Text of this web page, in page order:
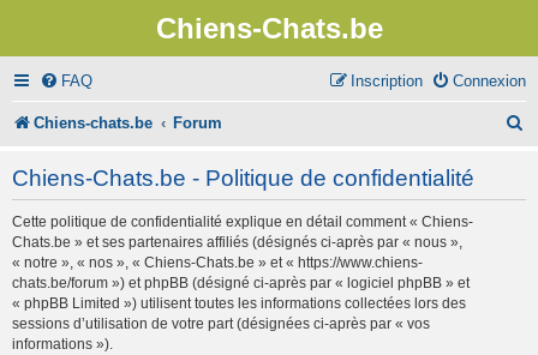
Chiens-Chats.be
FAQ Connexion
Inscription
Chiens-chats.be Forum
Chiens-Chats.be - Politique de confidentialité
Cette politique de confidentialité explique en détail comment « Chiens-
Chats.be » et ses partenaires affiliés (désignés ci-après par « nous »,
« notre », « nos », « Chiens-Chats.be » et « https://www.chiens-
chats.be/forum ») et phpBB (désigné ci-après par « logiciel phpBB » et
« phpBB Limited ») utilisent toutes les informations collectées lors des
sessions d’utilisation de votre part (désignées ci-après par « vos
informations »).